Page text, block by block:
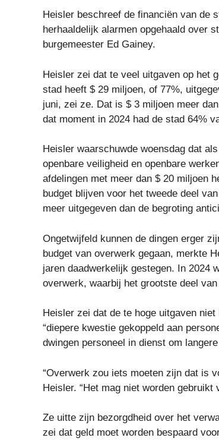
Heisler beschreef de financiën van de
herhaaldelijk alarmen opgehaald over
burgemeester Ed Gainey.
Heisler zei dat te veel uitgaven op het
stad heeft $ 29 miljoen, of 77%,
juni, zei ze. Dat is $ 3 miljoen meer
dat moment in 2024 had de stad 64%
Heisler waarschuwde woensdag dat
openbare veiligheid en openbare
afdelingen met meer dan $ 20 miljoen
budget blijven voor het tweede deel
meer uitgegeven dan de begroting
Ongetwijfeld kunnen de dingen erger
budget van overwerk gegaan, merkte
jaren daadwerkelijk gestegen. In 2024
overwerk, waarbij het grootste deel
Heisler zei dat de te hoge uitgaven
“diepere kwestie gekoppeld aan
dwingen personeel in dienst om
“Overwerk zou iets moeten zijn dat is
Heisler. “Het mag niet worden gebruikt
Ze uitte zijn bezorgdheid over het
zei dat geld moet worden bespaard